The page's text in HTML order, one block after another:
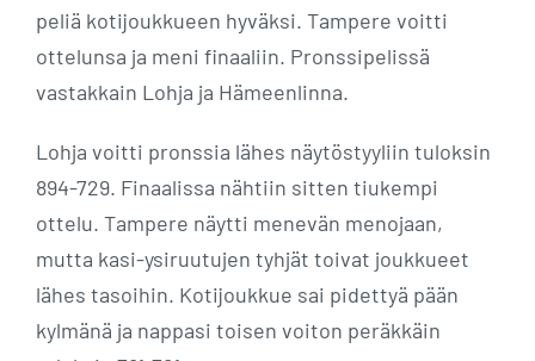
peliä kotijoukkueen hyväksi. Tampere voitti
ottelunsa ja meni finaaliin. Pronssipelissä
vastakkain Lohja ja Hämeenlinna.
Lohja voitti pronssia lähes näytöstyyliin tuloksin
894-729. Finaalissa nähtiin sitten tiukempi
ottelu. Tampere näytti menevän menojaan,
mutta kasi-ysiruutujen tyhjät toivat joukkueet
lähes tasoihin. Kotijoukkue sai pidettyä pään
kylmänä ja nappasi toisen voiton peräkkäin